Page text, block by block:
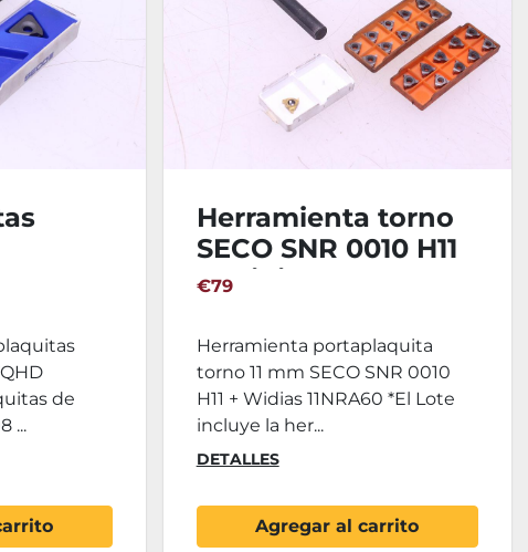
de
...
Herramienta torno
SECO SNR 0010 H11
+ Widias 11NRA60
€79
Herramienta portaplaquita
torno 11 mm SECO SNR 0010
H11 + Widias 11NRA60 *El Lote
incluye la her...
DETALLES
Agregar al carrito